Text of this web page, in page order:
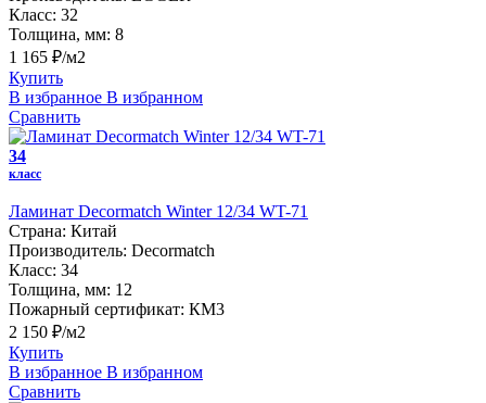
Класс: 32
Толщина, мм: 8
1 165 ₽/м2
Купить
В избранное В избранном
Сравнить
34
класс
Ламинат Decormatch Winter 12/34 WT-71
Страна: Китай
Производитель: Decormatch
Класс: 34
Толщина, мм: 12
Пожарный сертификат: КМ3
2 150 ₽/м2
Купить
В избранное В избранном
Сравнить